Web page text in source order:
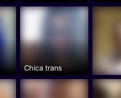
Chica trans